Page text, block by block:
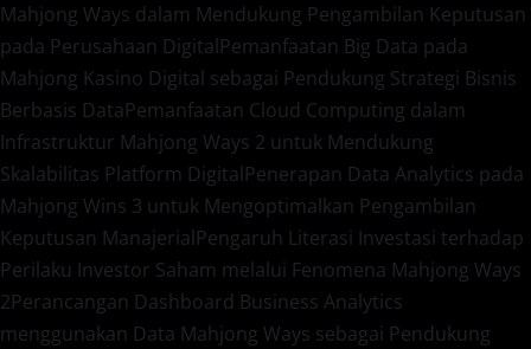
Mahjong Ways dalam Mendukung Pengambilan Keputusan
pada Perusahaan DigitalPemanfaatan Big Data pada
Mahjong Kasino Digital sebagai Pendukung Strategi Bisnis
Berbasis DataPemanfaatan Cloud Computing dalam
Infrastruktur Mahjong Ways 2 untuk Mendukung
Skalabilitas Platform DigitalPenerapan Data Analytics pada
Mahjong Wins 3 untuk Mengoptimalkan Pengambilan
Keputusan ManajerialPengaruh Literasi Investasi terhadap
Perilaku Investor Saham melalui Fenomena Mahjong Ways
2Perancangan Dashboard Business Analytics
menggunakan Data Mahjong Ways sebagai Pendukung